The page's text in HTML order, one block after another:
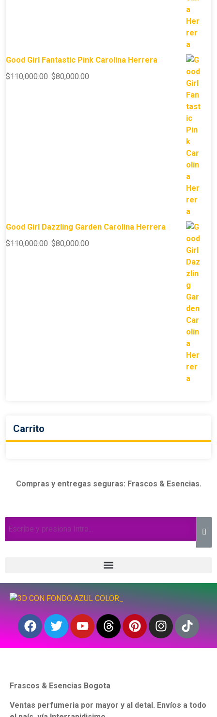
Good Girl Fantastic Pink Carolina Herrera
$110,000.00 $80,000.00
Good Girl Dazzling Garden Carolina Herrera
$110,000.00 $80,000.00
Carrito
Compras y entregas seguras: Frascos & Esencias.
Frascos & Esencias Bogota
Ventas perfumeria por mayor y al detal. Envíos a todo